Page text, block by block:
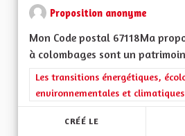
Proposition anonyme
Mon Code postal 67118Ma
à colombages sont un
Filtrer les résultats de la
Les transitions énergétiques,
environnementales et climatiques
CRÉÉ LE